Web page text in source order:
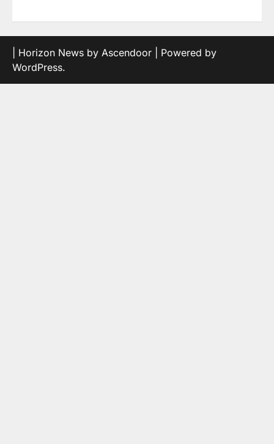
| Horizon News by Ascendoor | Powered by
WordPress.